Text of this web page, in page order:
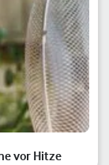
vor Hitze